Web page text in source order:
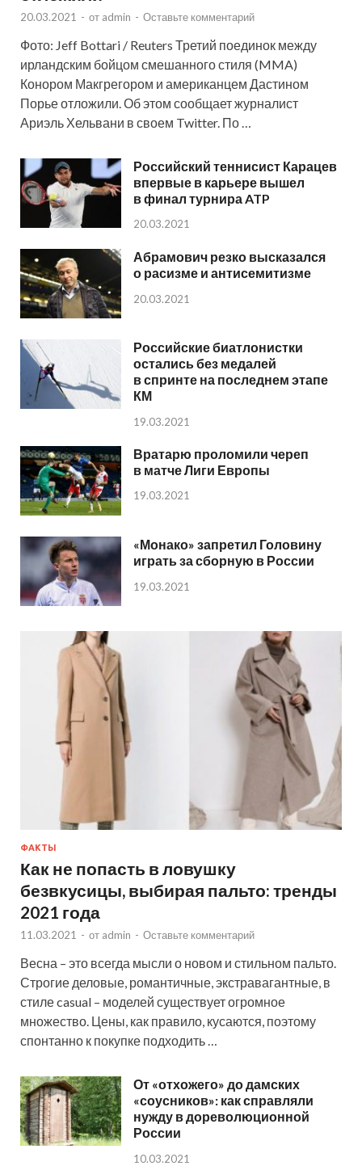
20.03.2021 - от admin - Оставьте комментарий
Фото: Jeff Bottari / Reuters Третий поединок между
ирландским бойцом смешанного стиля (MMA)
Конором Макгрегором и американцем Дастином
Порье отложили. Об этом сообщает журналист
Ариэль Хельвани в своем Twitter. По …
Российский теннисист Карацев
впервые в карьере вышел
в финал турнира ATP
20.03.2021
Абрамович резко высказался
о расизме и антисемитизме
20.03.2021
Российские биатлонистки
остались без медалей
в спринте на последнем этапе
КМ
19.03.2021
Вратарю проломили череп
в матче Лиги Европы
19.03.2021
«Монако» запретил Головину
играть за сборную в России
19.03.2021
ФАКТЫ
Как не попасть в ловушку
безвкусицы, выбирая пальто: тренды
2021 года
11.03.2021 - от admin - Оставьте комментарий
Весна – это всегда мысли о новом и стильном пальто.
Строгие деловые, романтичные, экстравагантные, в
стиле casual – моделей существует огромное
множество. Цены, как правило, кусаются, поэтому
спонтанно к покупке подходить …
От «отхожего» до дамских
«соусников»: как справляли
нужду в дореволюционной
России
10.03.2021